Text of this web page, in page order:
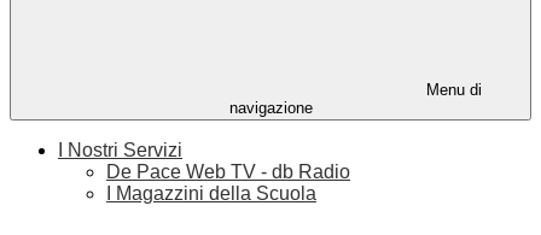
Menu di
navigazione
I Nostri Servizi
De Pace Web TV - db Radio
I Magazzini della Scuola